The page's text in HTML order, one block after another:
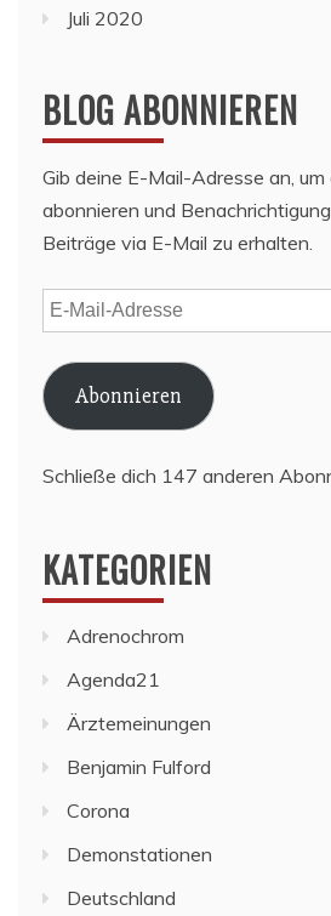
Juli 2020
BLOG ABONNIEREN
Gib deine E-Mail-Adresse an, um
abonnieren und
Beiträge via E-Mail zu erhalten.
E-
Mail-
Adresse
Abonnieren
Schließe dich 147 anderen
KATEGORIEN
Adrenochrom
Agenda21
Ärztemeinungen
Benjamin Fulford
Corona
Demonstationen
Deutschland